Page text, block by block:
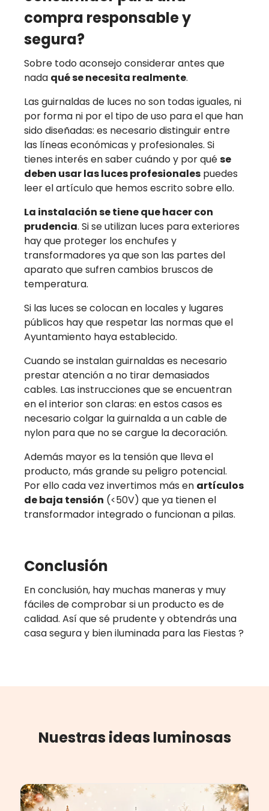
compra responsable y
segura?
Sobre todo aconsejo considerar antes que
nada qué se necesita realmente.
Las guirnaldas de luces no son todas iguales, ni
por forma ni por el tipo de uso para el que han
sido diseñadas: es necesario distinguir entre
las líneas económicas y profesionales. Si
tienes interés en saber cuándo y por quése
deben usar las luces profesionales puedes
leer el artículo que hemos escrito sobre ello.
La instalación se tiene que hacer con
prudencia. Si se utilizan luces para exteriores
hay que proteger los enchufes y
transformadores ya que son las partes del
aparato que sufren cambios bruscos de
temperatura.
Si las luces se colocan en locales y lugares
públicos hay que respetar las normas que el
Ayuntamiento haya establecido.
Cuando se instalan guirnaldas es necesario
prestar atención a no tirar demasiados
cables. Las instrucciones que se encuentran
en el interior son claras: en estos casos es
necesario colgar la guirnalda a un cable de
nylon para que no se cargue la decoración.
Además mayor es la tensión que lleva el
producto, más grande su peligro potencial.
Por ello cada vez invertimos más en artículos
de baja tensión (<50V) que ya tienen el
transformador integrado o funcionan a pilas.
Conclusión
En conclusión, hay muchas maneras y muy
fáciles de comprobar si un producto es de
calidad. Así que sé prudente y obtendrás una
casa segura y bien iluminada para las Fiestas ?
Nuestras ideas luminosas